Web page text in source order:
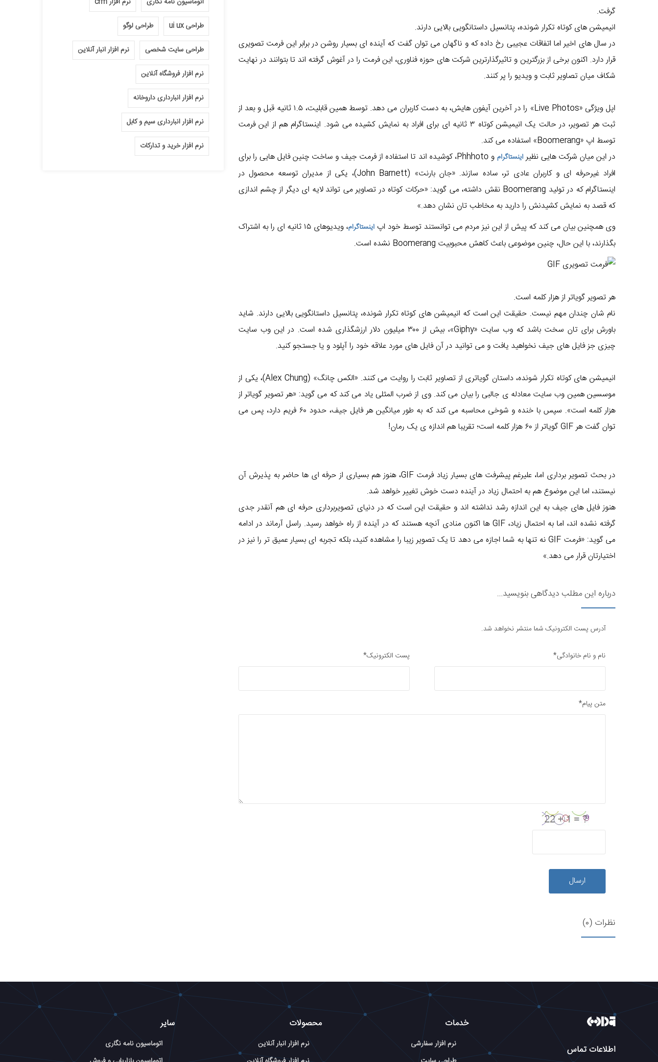
گرفت.
انیمیشن های کوتاه تکرار شونده، پتانسیل داستانگویی بالایی دارند.
در سال های اخیر اما اتفاقات عجیبی رخ داده که و ناگهان می توان گفت که آینده ای بسیار روشن در برابر این فرمت تصویری
قرار دارد. اکنون برخی از بزرگترین و تاثیرگذارترین شرکت های حوزه فناوری، این فرمت را در آغوش گرفته اند تا بتوانند در نهایت
شکاف میان تصاویر ثابت و ویدیو را پر کنند.
اپل ویژگی «Live Photos» را در آخرین آیفون هایش، به دست کاربران می دهد. توسط همین قابلیت، ۱.۵ ثانیه قبل و بعد از
ثبت هر تصویر، در حالت یک انیمیشن کوتاه ۳ ثانیه ای برای افراد به نمایش کشیده می شود. اینستاگرام هم از این فرمت
توسط اپ «Boomerang» استفاده می کند.
در این میان شرکت هایی نظیراینستاگرام
و Phhhoto، کوشیده اند تا استفاده از فرمت جیف و ساخت چنین فایل هایی را برای
افراد غیرحرفه ای و کاربران عادی تر، ساده سازند. «جان بارنت» (John Barnett)، یکی از مدیران توسعه محصول در
اینستاگرام که در تولید Boomerang نقش داشته، می گوید: «حرکات کوتاه در تصاویر می تواند لایه ای دیگر از چشم اندازی
که قصد به نمایش کشیدنش را دارید به مخاطب تان نشان دهد.»
وی همچنین بیان می کند که پیش از این نیز مردم می توانستند توسط خود اپ اینستاگرام
، ویدیوهای ۱۵ ثانیه ای را به اشتراک
بگذارند، با این حال، چنین موضوعی باعث کاهش محبوبیت Boomerang نشده است.
هر تصویر گویاتر از هزار کلمه است.
نام شان چندان مهم نیست. حقیقت این است که انیمیشن های کوتاه تکرار شونده، پتانسیل داستانگویی بالایی دارند. شاید
باورش برای تان سخت باشد که وب سایت «Giphy»، بیش از ۳۰۰ میلیون دلار ارزشگذاری شده است. در این وب سایت
چیزی جز فایل های جیف نخواهید یافت و می توانید در آن فایل های مورد علاقه خود را آپلود و یا جستجو کنید.
انیمیشن های کوتاه تکرار شونده، داستان گویاتری از تصاویر ثابت را روایت می کنند. «الکس چانگ» (Alex Chung)، یکی از
موسسین همین وب سایت معادله ی جالبی را بیان می کند. وی از ضرب المثلی یاد می کند که می گوید: «هر تصویر گویاتر از
هزار کلمه است». سپس با خنده و شوخی محاسبه می کند که به طور میانگین هر فایل جیف، حدود ۶۰ فریم دارد، پس می
توان گفت هر GIF گویاتر از ۶۰ هزار کلمه است؛ تقریبا هم اندازه ی یک رمان!
در بحث تصویر برداری اما، علیرغم پیشرفت های بسیار زیاد فرمت GIF، هنوز هم بسیاری از حرفه ای ها حاضر به پذیرش آن
نیستند، اما این موضوع هم به احتمال زیاد در آینده دست خوش تغییر خواهد شد.
هنوز فایل های جیف به این اندازه رشد نداشته اند و حقیقت این است که در دنیای تصویربرداری حرفه ای هم آنقدر جدی
گرفته نشده اند، اما به احتمال زیاد، GIF ها اکنون منادی آنچه هستند که در آینده از راه خواهد رسید. راسل آرماند در ادامه
می گوید: «فرمت GIF نه تنها به شما اجازه می دهد تا یک تصویر زیبا را مشاهده کنید، بلکه تجربه ای بسیار عمیق تر را نیز در
اختیارتان قرار می دهد.»
درباره این مطلب دیدگاهی بنویسید...
آدرس پست الکترونیک شما منتشر نخواهد شد.
نام و نام خانوادگی* پست الکترونیک*
متن پیام*
ارسال
نظرات (0)
طراحی ui ux طراحی لوگو
طراحی سایت شخصی نرم افزار انبار آنلاین
نرم افزار فروشگاه آنلاین
نرم افزار انبارداری داروخانه
نرم افزار انبارداری سیم و کابل
نرم افزار خرید و تدارکات
اطلاعات تماس
خدمات
نرم افزار سفارشی
محصولات
نرم افزار انبار آنلاین
سایر
اتوماسیون نامه نگاری